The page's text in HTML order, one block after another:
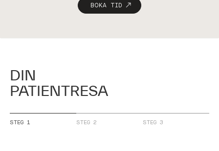
BOKA TID
DIN
PATIENTRESA
STEG 1 STEG 2 STEG 3